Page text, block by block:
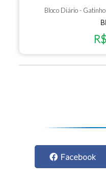
Bloco Diário -
Facebook